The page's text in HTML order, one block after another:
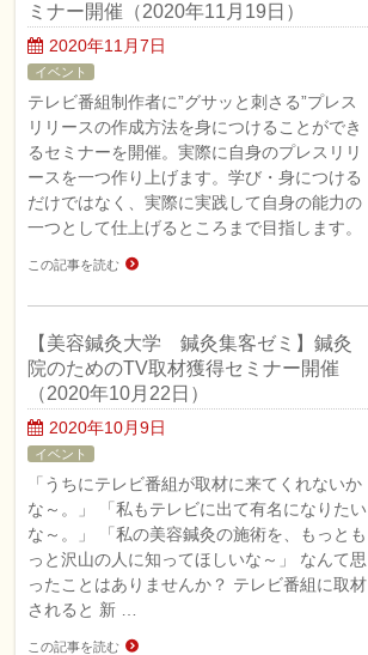
ミナー開催（2020年11月19日）
2020年11月7日
イベント
テレビ番組制作者に”グサッと刺さる”プレス
リリースの作成方法を身につけることができ
るセミナーを開催。実際に自身のプレスリリ
ースを一つ作り上げます。学び・身につける
だけではなく、実際に実践して自身の能力の
一つとして仕上げるところまで目指します。
この記事を読む
【美容鍼灸大学 鍼灸集客ゼミ】鍼灸
院のためのTV取材獲得セミナー開催
（2020年10月22日）
2020年10月9日
イベント
「うちにテレビ番組が取材に来てくれないか
な～。」 「私もテレビに出て有名になりたい
な～。」 「私の美容鍼灸の施術を、もっとも
っと沢山の人に知ってほしいな～」 なんて思
ったことはありませんか？ テレビ番組に取材
されると 新 …
この記事を読む